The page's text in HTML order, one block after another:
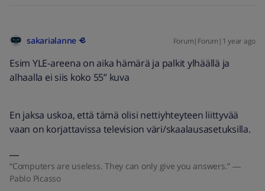
sakarialanne Forum|Forum|1 year ago
Esim YLE-areena on aika hämärä ja palkit ylhäällä ja
alhaalla ei siis koko 55” kuva
En jaksa uskoa, että tämä olisi nettiyhteyteen liittyvää
vaan on korjattavissa television väri/skaalausasetuksilla.
“Computers are useless. They can only give you answers.” ―
Pablo Picasso